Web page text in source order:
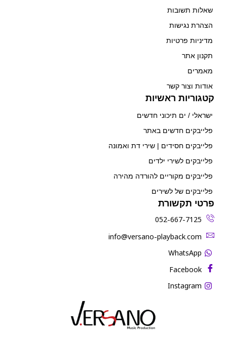
שאלות תשובות
הצהרת נגישות
מדיניות פרטיות
תקנון אתר
מאמרים
אודות וצור קשר
קטגוריות ראשיות
ישראלי / ים תיכוני חדשים
פלייבקים חדשים באתר
פלייבקים חסידים | שירי דת ואמונה
פלייבקים לשירי ילדים
פלייבקים מקוריים להורדה מהירה
פלייבקים של לשירים
פרטי תקשורת
052-667-7125
‫info@versano-playback.com‬
WhatsApp
Facebook
Instagram